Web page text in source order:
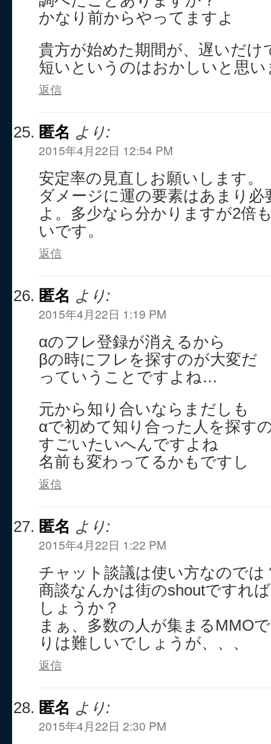
かなり前からやってますよ
貴方が始めた期間が、遅いだけ
短いというのはおかしいと思い
返信
匿名 より:
2015年4月22日 12:54 PM
安定率の見直しお願いします。
ダメージに運の要素はあまり
よ。多少なら分かりますが2倍
いです。
返信
匿名 より:
2015年4月22日 1:19 PM
αのフレ登録が消えるから
βの時にフレを探すのが大変だ
っていうことですよね…
元から知り合いならまだしも
αで初めて知り合った人を探す
すごいたいへんですよね
名前も変わってるかもですし
返信
匿名 より:
2015年4月22日 1:22 PM
チャット談議は使い方なのでは
商談なんかは街のshoutですれ
しょうか？
まぁ、多数の人が集まるMMO
りは難しいでしょうが、、、
返信
匿名 より:
2015年4月22日 2:30 PM